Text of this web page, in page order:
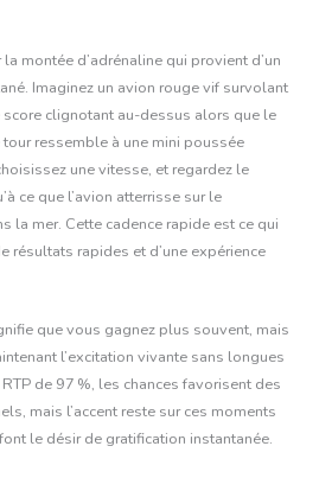
montée d’adrénaline qui provient d’un
Imaginez un avion rouge vif survolant
clignotant au-dessus alors que le
ressemble à une mini poussée
une vitesse, et regardez le
ce que l’avion atterrisse sur le
la mer. Cette cadence rapide est ce qui
résultats rapides et d’une expérience
que vous gagnez plus souvent, mais
l’excitation vivante sans longues
de 97 %, les chances favorisent des
mais l’accent reste sur ces moments
le désir de gratification instantanée.